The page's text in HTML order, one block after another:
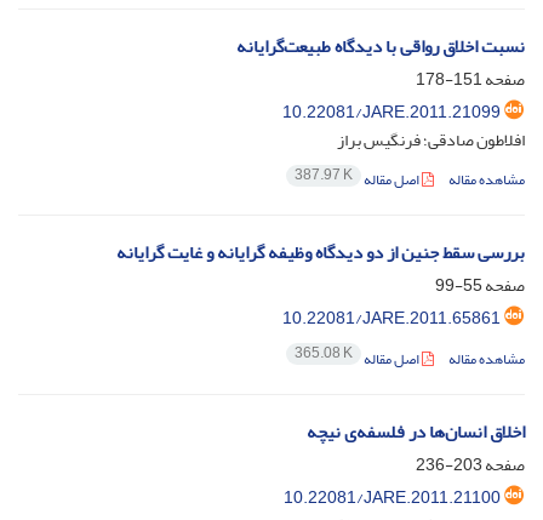
نسبت اخلاق رواقی با دیدگاه طبیعت‌گرایانه
صفحه151-178
10.22081/JARE.2011.21099
افلاطون صادقی؛ فرنگیس براز
مشاهده مقاله اصل مقاله 387.97 K
بررسی سقط جنین از دو دیدگاه وظیفه گرایانه و غایت گرایانه
صفحه55-99
10.22081/JARE.2011.65861
مشاهده مقاله اصل مقاله 365.08 K
اخلاق انسان‌ها در فلسفه‌ی نیچه
صفحه203-236
10.22081/JARE.2011.21100